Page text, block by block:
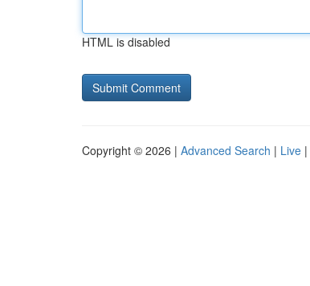
HTML is disabled
Copyright © 2026 | Advanced Search | Live |